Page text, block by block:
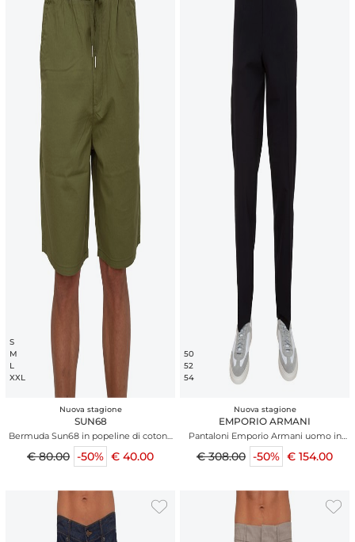
S
M
L
XXL
Nuova stagione
SUN68
Bermuda Sun68 in popeline di cotone
verdi con tasche
€ 80.00 -50% € 40.00
50
52
54
Nuova stagione
EMPORIO ARMANI
Pantaloni Emporio Armani uomo in
tessuto blu
€ 308.00 -50% € 154.00